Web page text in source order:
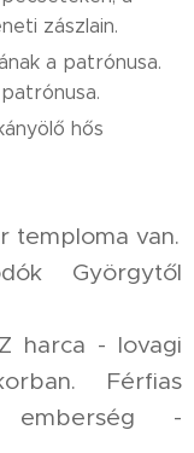
zászlain.
a patrónusa.
hős
temploma van.
Györgytől
harca - lovagi
Férfias
emberség -